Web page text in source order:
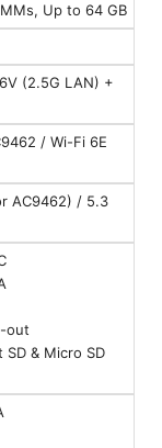
Up to 64 GB
(2.5G LAN) +
/ Wi-Fi 6E
AC9462) / 5.3
out
SD & Micro SD